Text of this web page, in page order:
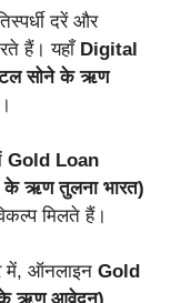
दरें और
हैं। यहाँ Digital
सोने के ऋण
Gold Loan
ऋण तुलना भारत)
मिलते हैं।
में, ऑनलाइन Gold